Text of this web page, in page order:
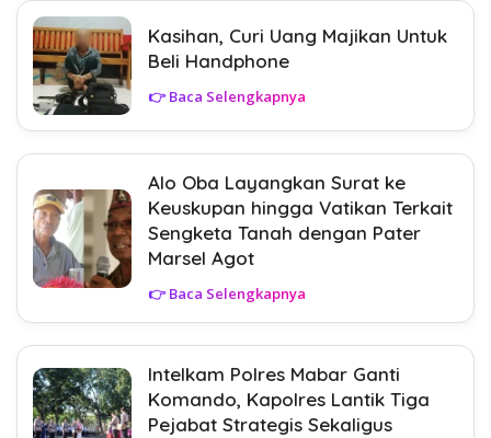
Kasihan, Curi Uang Majikan Untuk
Beli Handphone
👉 Baca Selengkapnya
Alo Oba Layangkan Surat ke
Keuskupan hingga Vatikan Terkait
Sengketa Tanah dengan Pater
Marsel Agot
👉 Baca Selengkapnya
Intelkam Polres Mabar Ganti
Komando, Kapolres Lantik Tiga
Pejabat Strategis Sekaligus